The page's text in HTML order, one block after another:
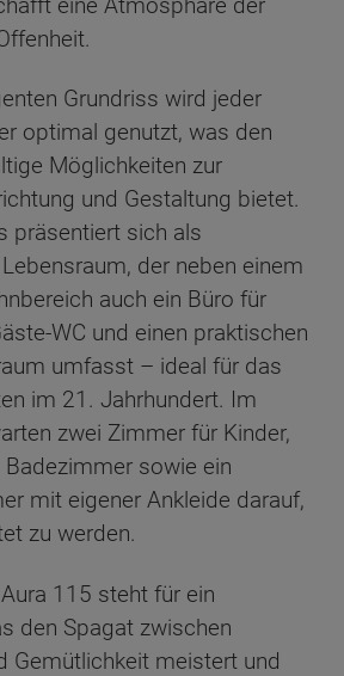
Grundriss wird jeder
optimal genutzt, was den
Möglichkeiten zur
und Gestaltung bietet.
präsentiert sich als
der neben einem
auch ein Büro für
WC und einen praktischen
umfasst – ideal für das
im 21. Jahrhundert. Im
zwei Zimmer für Kinder,
sowie ein
mit eigener Ankleide darauf,
zu werden.
115 steht für ein
den Spagat zwischen
Gemütlichkeit meistert und